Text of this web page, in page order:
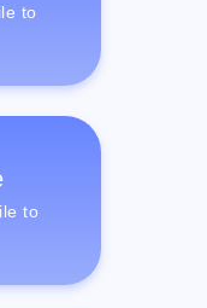
to
to